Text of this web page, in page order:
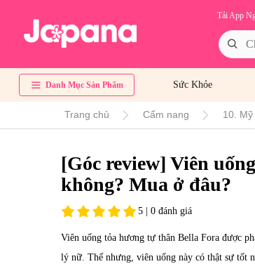
Tải App
Danh Mục Sản Phẩm Sức Khỏe
Trang chủ Cẩm nang 10.
[Góc review] Viên
không? Mua ở đâu?
5 | 0 đánh giá
Viên uống tỏa hương tự thân Bella Fora được
lý nữ. Thế nhưng, viên uống này có thật sự tốt